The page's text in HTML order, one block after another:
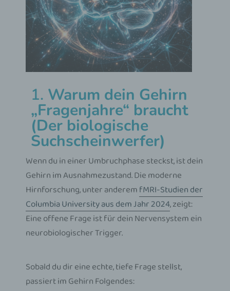
1. Warum dein Gehirn
„Fragenjahre“ braucht
(Der biologische
Suchscheinwerfer)
Wenn du in einer Umbruchphase steckst, ist dein
Gehirn im Ausnahmezustand. Die moderne
Hirnforschung, unter anderemfMRI-Studien der
Columbia University aus dem Jahr 2024, zeigt:
Eine offene Frage ist für dein Nervensystem ein
neurobiologischer Trigger.
Sobald du dir eine echte, tiefe Frage stellst,
passiert im Gehirn Folgendes: